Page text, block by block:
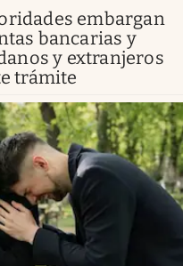
embargan
bancarias y
y extranjeros
trámite